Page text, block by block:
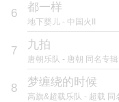
6 都一样
地下婴儿 - 中国火II
7 九拍
唐朝乐队 - 唐朝 同名专辑
8 梦缠绕的时候
高旗&超载乐队 - 超载 同